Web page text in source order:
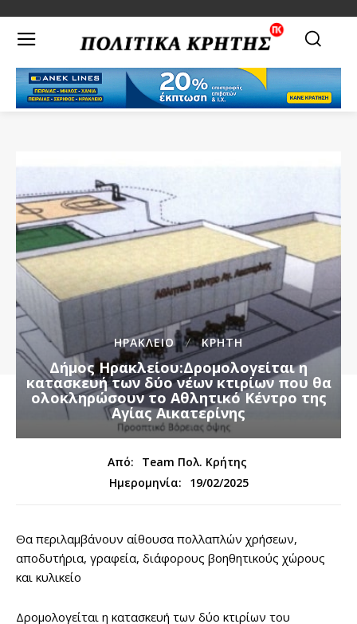
ΗΡΑΚΛΕΙΟ ΚΡΗΤΗ
Δήμος Ηρακλείου:Δρομολογείται η
κατασκευή των δύο νέων κτιρίων που θα
ολοκληρώσουν το Αθλητικό Κέντρο της
Αγίας Αικατερίνης
Από:
Team Πολ. Κρήτης
Ημερομηνία:
19/02/2025
Θα περιλαμβάνουν αίθουσα πολλαπλών χρήσεων,
αποδυτήρια, γραφεία, διάφορους βοηθητικούς χώρους
και κυλικείο
Δρομολογείται η κατασκευή των δύο κτιρίων του